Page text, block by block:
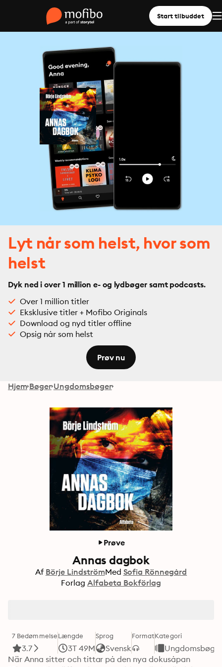
Start tilbuddet
Lyt når som helst, hvor som
helst
Dyk ned i over 1 million e- og lydbøger samt podcasts.
Over 1 million titler
Eksklusive titler + Mofibo Originals
Download og nyd titler offline
Opsig når som helst
Prøv nu
Hjem Bøger Ungdomsbøger
Prøve
Annas dagbok
Af Börje LindströmMed Sofia Rönnegård
Forlag Alfabeta Bokförlag
7 Bedømmelse
3.7
Længde
3T 49M
Sprog
Svensk
FormatKategori
Ungdomsbøger
När Anna sitter och tittar på den nya dokusåpan